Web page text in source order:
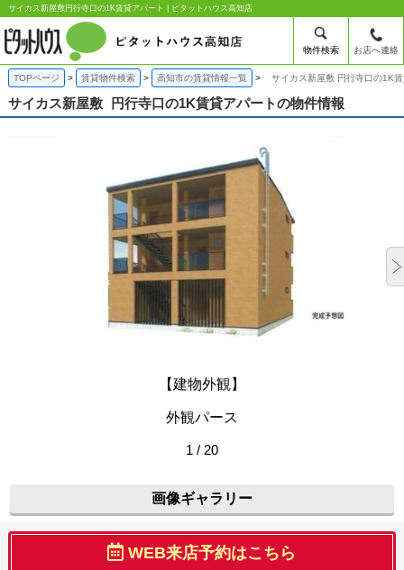
サイカス新屋敷円行寺口の1K賃貸アパート | ピタットハウス高知店
物件検索 お店へ連絡
TOPページ 賃貸物件検索 高知市の賃貸情報一覧 サイカス新屋敷 円行寺口の1K
サイカス新屋敷 円行寺口の1K賃貸アパートの物件情報
【建物外観】
外観パース
1 / 20
画像ギャラリー
WEB来店予約はこちら